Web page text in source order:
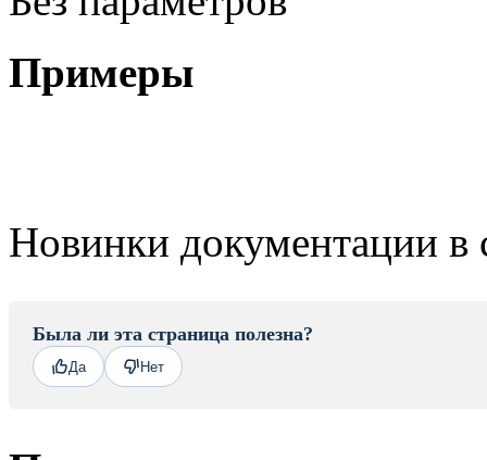
Примеры
Новинки документации в
Была ли эта страница полезна?
Да Нет